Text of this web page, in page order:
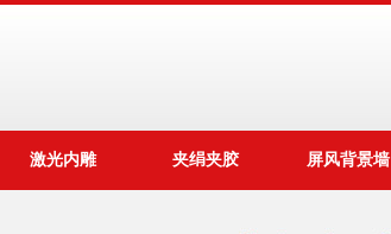
激光内雕 夹绢夹胶 屏风背景墙